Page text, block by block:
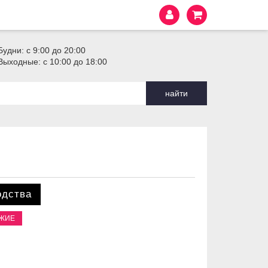
с 9:00 до 20:00
с 10:00 до 18:00
найти